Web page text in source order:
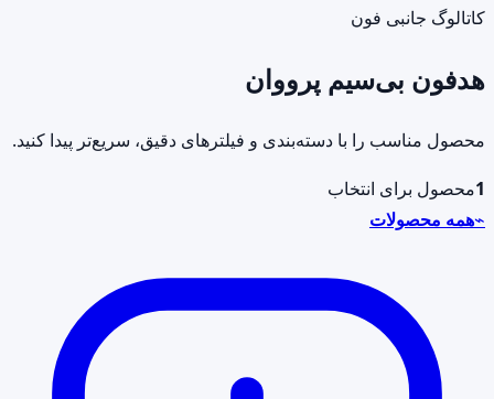
کاتالوگ جانبی فون
هدفون بی‌سیم پرووان
محصول مناسب را با دسته‌بندی و فیلترهای دقیق، سریع‌تر پیدا کنید.
1محصول برای انتخاب
⌁همه محصولات